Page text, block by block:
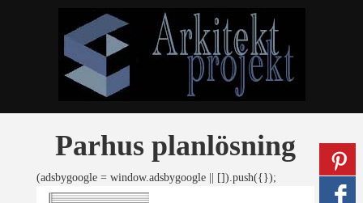
Parhus planlösning
(adsbygoogle = window.adsbygoogle || []).push({});